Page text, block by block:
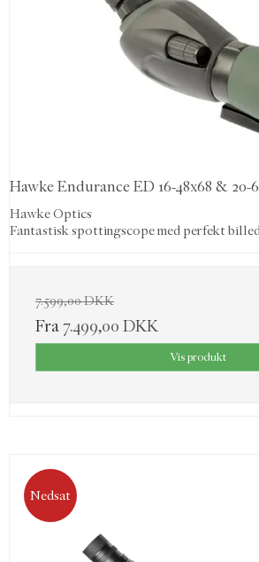
Hawke Endurance ED 16-48x68 & 20-
Hawke Optics
Fantastisk spottingscope med perfekt
7.599,00 DKK
Fra7.499,00 DKK
Vis produkt
Nedsat